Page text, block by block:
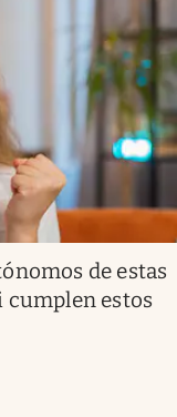
de estas
estos